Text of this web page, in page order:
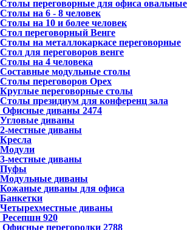
Столы переговорные для офиса овальные
Столы на 6 - 8 человек
Столы на 10 и более человек
Стол переговорный Венге
Столы на металлокаркасе переговорные
Стол для переговоров венге
Столы на 4 человека
Составные модульные столы
Столы переговоров Орех
Круглые переговорные столы
Столы президиум для конференц зала
Офисные диваны 2474
Угловые диваны
2-местные диваны
Кресла
Модули
3-местные диваны
Пуфы
Модульные диваны
Кожаные диваны для офиса
Банкетки
Четырехместные диваны
Ресепшн 920
Офисные перегородки 2788